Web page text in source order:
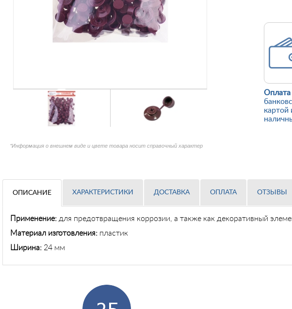
*Информация о внешнем виде и цвете товара носит справочный характер
Оплата
картой
ОПИСАНИЕ ХАРАКТЕРИСТИКИ ДОСТАВКА ОПЛАТА ОТЗЫВЫ
Применение: для предотвращения коррозии, а также как декоративный
Материал изготовления: пластик
Ширина: 24 мм